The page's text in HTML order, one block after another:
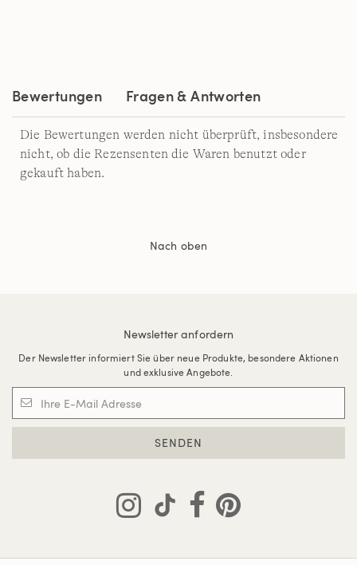
Bewertungen Fragen & Antworten
Die Bewertungen werden nicht überprüft, insbesondere
nicht, ob die Rezensenten die Waren benutzt oder
gekauft haben.
Nach oben
Newsletter anfordern
Der Newsletter informiert Sie über neue Produkte, besondere Aktionen
und exklusive Angebote.
SENDEN